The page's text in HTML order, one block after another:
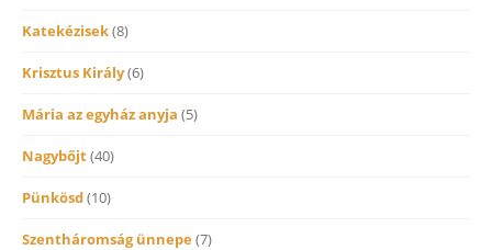
Katekézisek(8)
Krisztus Király(6)
Mária az egyház anyja (5)
Nagybőjt(40)
Pünkösd(10)
Szentháromság ünnepe(7)